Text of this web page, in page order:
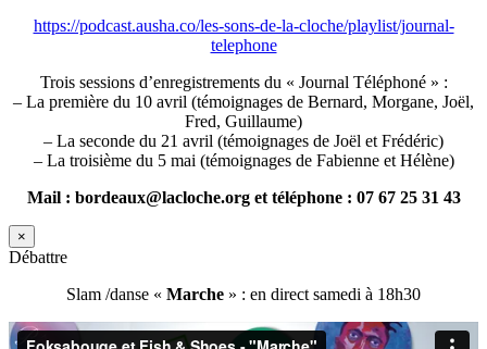
https://podcast.ausha.co/les-sons-de-la-cloche/playlist/journal-
telephone
Trois sessions d’enregistrements du « Journal Téléphoné » :
– La première du 10 avril (témoignages de Bernard, Morgane, Joël,
Fred, Guillaume)
– La seconde du 21 avril (témoignages de Joël et Frédéric)
– La troisième du 5 mai (témoignages de Fabienne et Hélène)
Mail : bordeaux@lacloche.org et téléphone : 07 67 25 31 43
×
Débattre
Slam /danse « Marche » : en direct samedi à 18h30